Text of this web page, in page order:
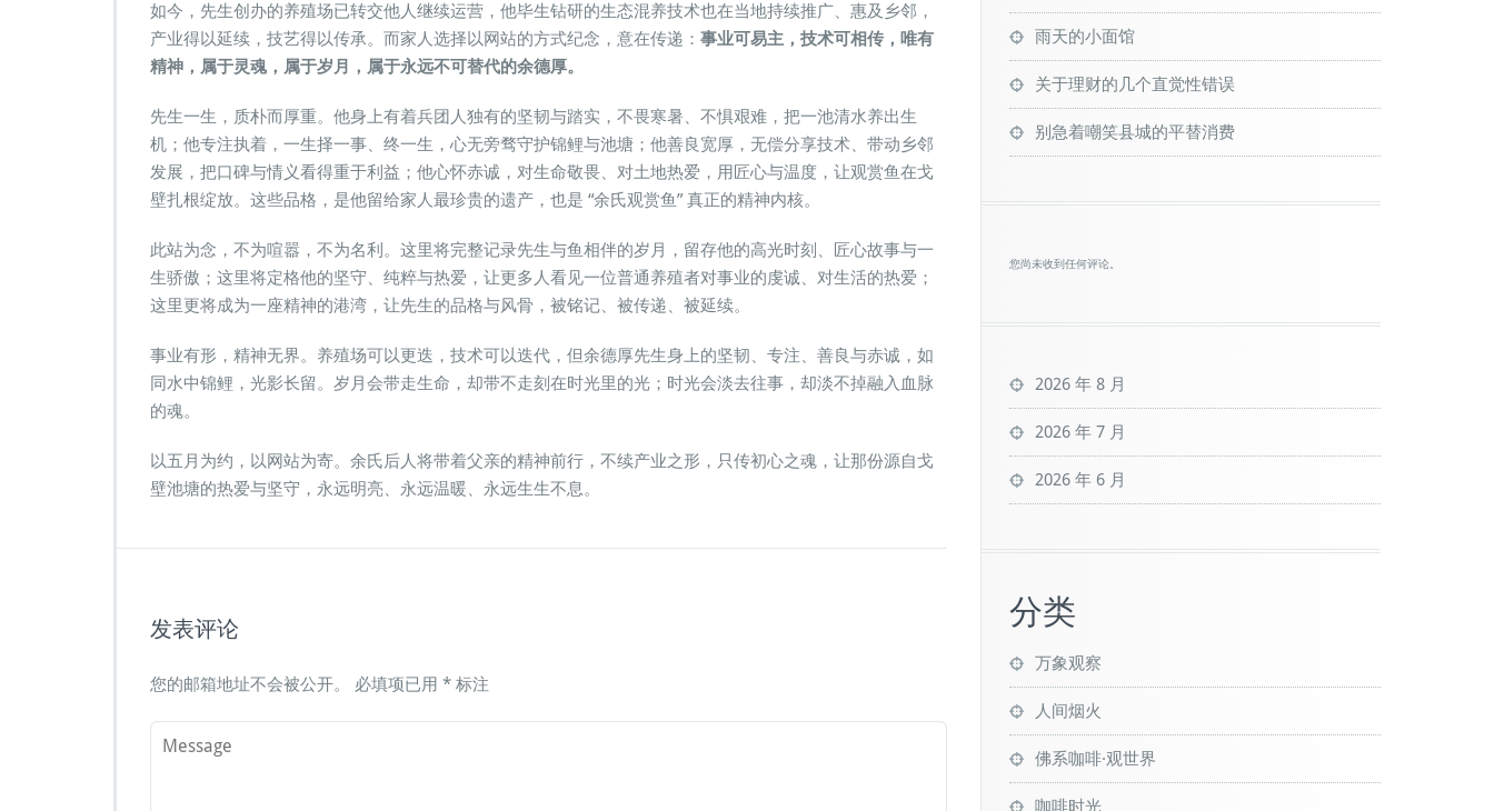
如今，先生创办的养殖场已转交他人继续运营，他毕生钻研的生态混养技术也在当地持续推广、惠及乡邻，
产业得以延续，技艺得以传承。而家人选择以网站的方式纪念，意在传递： 事业可易主，技术可相传，唯有
精神，属于灵魂，属于岁月，属于永远不可替代的余德厚。
先生一生，质朴而厚重。他身上有着兵团人独有的坚韧与踏实，不畏寒暑、不惧艰难，把一池清水养出生
机；他专注执着，一生择一事、终一生，心无旁骛守护锦鲤与池塘；他善良宽厚，无偿分享技术、带动乡邻
发展，把口碑与情义看得重于利益；他心怀赤诚，对生命敬畏、对土地热爱，用匠心与温度，让观赏鱼在戈
壁扎根绽放。这些品格，是他留给家人最珍贵的遗产，也是 “余氏观赏鱼” 真正的精神内核。
此站为念，不为喧嚣，不为名利。这里将完整记录先生与鱼相伴的岁月，留存他的高光时刻、匠心故事与一
生骄傲；这里将定格他的坚守、纯粹与热爱，让更多人看见一位普通养殖者对事业的虔诚、对生活的热爱；
这里更将成为一座精神的港湾，让先生的品格与风骨，被铭记、被传递、被延续。
事业有形，精神无界。养殖场可以更迭，技术可以迭代，但余德厚先生身上的坚韧、专注、善良与赤诚，如
同水中锦鲤，光影长留。岁月会带走生命，却带不走刻在时光里的光；时光会淡去往事，却淡不掉融入血脉
的魂。
以五月为约，以网站为寄。余氏后人将带着父亲的精神前行，不续产业之形，只传初心之魂，让那份源自戈
壁池塘的热爱与坚守，永远明亮、永远温暖、永远生生不息。
发表评论
您的邮箱地址不会被公开。 必填项已用 * 标注
雨天的小面馆
关于理财的几个直觉性错误
别急着嘲笑县城的平替消费
您尚未收到任何评论。
2026 年 8 月
2026 年 7 月
2026 年 6 月
分类
万象观察
人间烟火
佛系咖啡·观世界
咖啡时光